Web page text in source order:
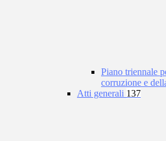
Piano triennale
corruzione e
Atti generali 137